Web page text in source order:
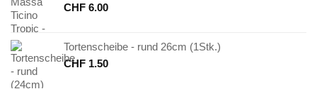
CHF 6.00
Tortenscheibe - rund 26cm (1Stk.)
CHF 1.50